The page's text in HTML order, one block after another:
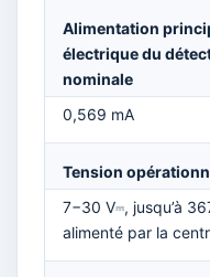
Alimentation
électrique du
nominale
0,569 mA
Tension
7−30 V⎓, jusqu’à
alimenté par la